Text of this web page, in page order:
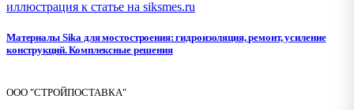
Материалы Sika для мостостроения: гидроизоляция, ремонт, усиление
конструкций. Комплексные решения
ООО "СТРОЙПОСТАВКА"